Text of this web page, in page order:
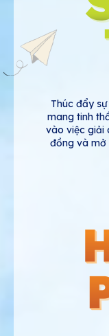
Thúc đẩy
mang tinh
vào việc giải
đồng và mở